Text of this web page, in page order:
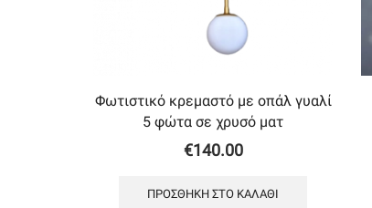
Φωτιστικό κρεμαστό με oπάλ γυαλί
5 φώτα σε χρυσό ματ
€140.00
ΠΡΟΣΘΉΚΗ ΣΤΟ ΚΑΛΆΘΙ